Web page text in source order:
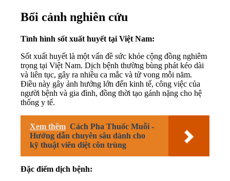
Bối cảnh nghiên cứu
Tình hình sốt xuất huyết tại Việt Nam:
Sốt xuất huyết là một vấn đề sức khỏe cộng đồng nghiêm
trọng tại Việt Nam. Dịch bệnh thường bùng phát kéo dài
và liên tục, gây ra nhiều ca mắc và tử vong mỗi năm.
Điều này gây ảnh hưởng lớn đến kinh tế, công việc của
người bệnh và gia đình, đồng thời tạo gánh nặng cho hệ
thống y tế.
Xem thêm Cách Pha Thuốc Muỗi -
Hướng dẫn chuyên sâu dành cho
kỹ thuật viên diệt côn trùng
Đặc điểm dịch bệnh: